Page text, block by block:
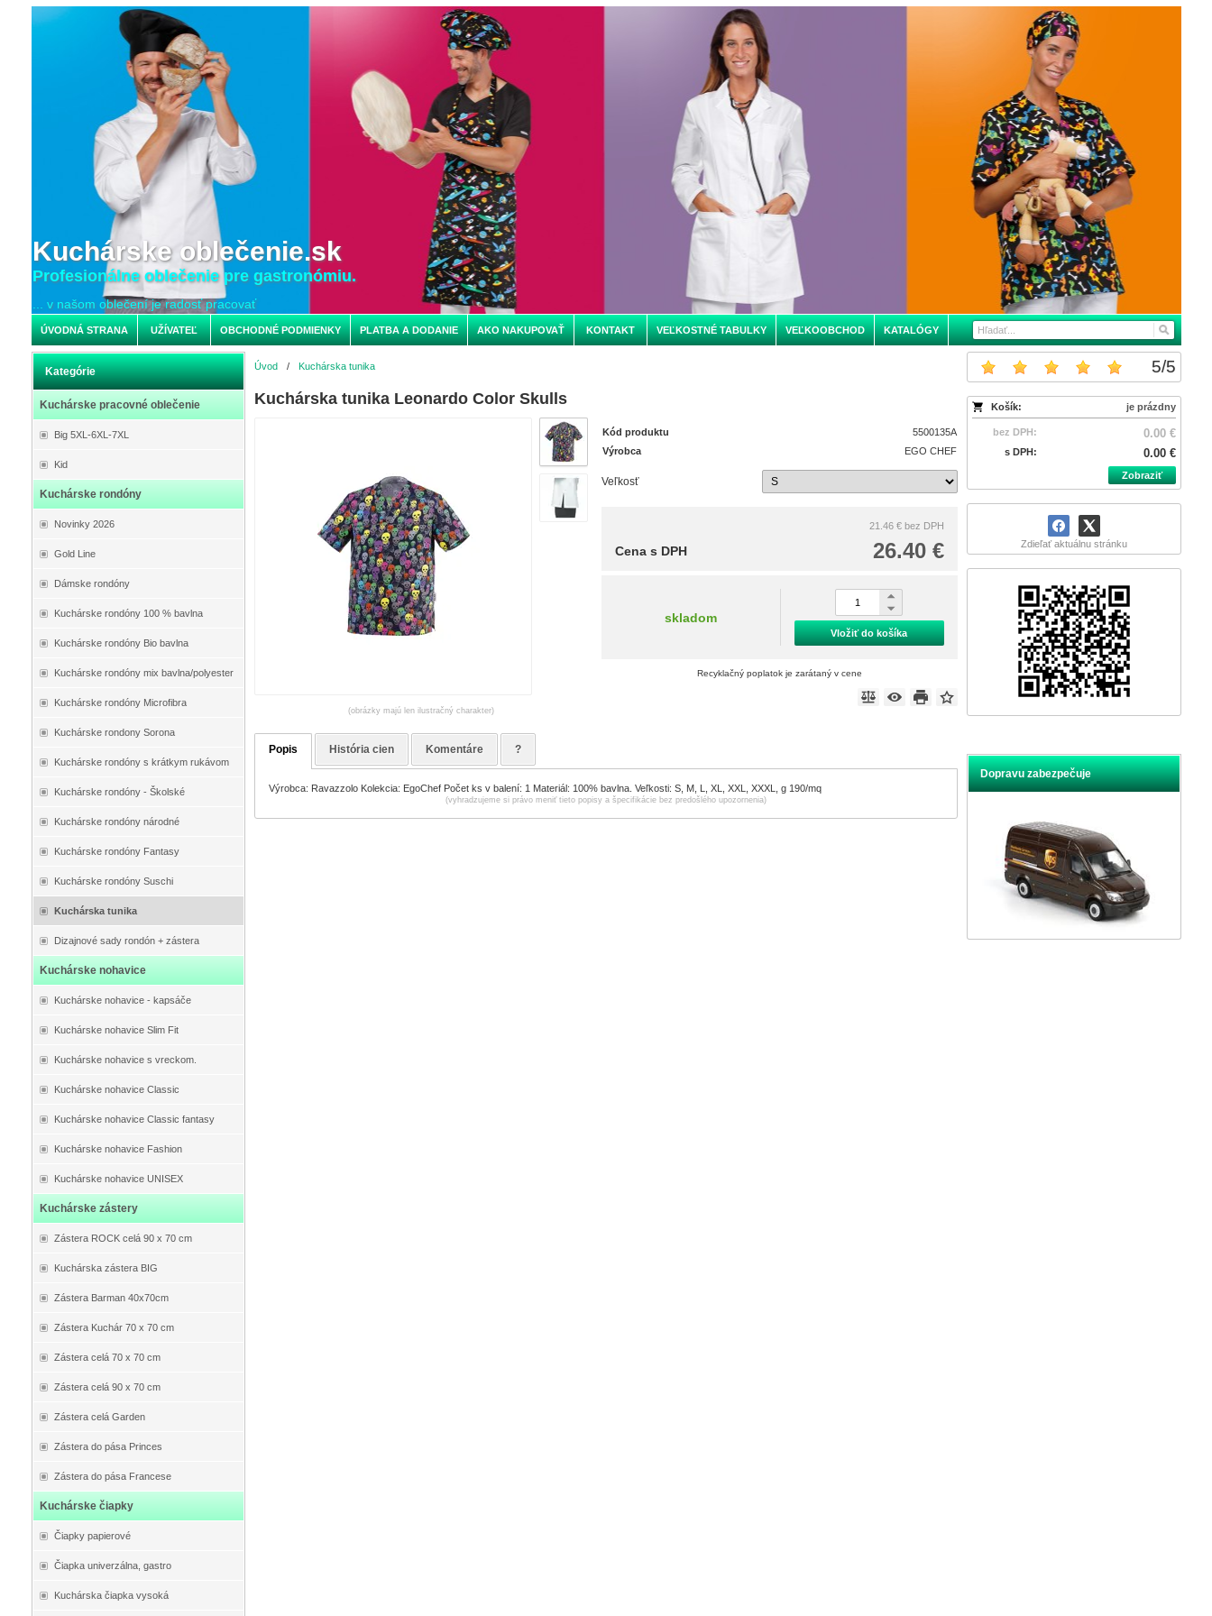
Kuchárske oblečenie.sk
Profesionálne oblečenie pre gastronómiu.
... v našom oblečení je radosť pracovať
ÚVODNÁ STRANA UŽÍVATEĽ OBCHODNÉ PODMIENKY PLATBA A DODANIE AKO NAKUPOVAŤ KONTAKT VEĽKOSTNÉ TABULKY VEĽKOOBCHOD KATALÓGY
Kategórie
Kuchárske pracovné oblečenie
Big 5XL-6XL-7XL
Kid
Kuchárske rondóny
Novinky 2026
Gold Line
Dámske rondóny
Kuchárske rondóny 100 % bavlna
Kuchárske rondóny Bio bavlna
Kuchárske rondóny mix bavlna/polyester
Kuchárske rondóny Microfibra
Kuchárske rondony Sorona
Kuchárske rondóny s krátkym rukávom
Kuchárske rondóny - Školské
Kuchárske rondóny národné
Kuchárske rondóny Fantasy
Kuchárske rondóny Suschi
Kuchárska tunika
Dizajnové sady rondón + zástera
Kuchárske nohavice
Kuchárske nohavice - kapsáče
Kuchárske nohavice Slim Fit
Kuchárske nohavice s vreckom.
Kuchárske nohavice Classic
Kuchárske nohavice Classic fantasy
Kuchárske nohavice Fashion
Kuchárske nohavice UNISEX
Kuchárske zástery
Zástera ROCK celá 90 x 70 cm
Kuchárska zástera BIG
Zástera Barman 40x70cm
Zástera Kuchár 70 x 70 cm
Zástera celá 70 x 70 cm
Zástera celá 90 x 70 cm
Zástera celá Garden
Zástera do pása Princes
Zástera do pása Francese
Kuchárske čiapky
Čiapky papierové
Čiapka univerzálna, gastro
Kuchárska čiapka vysoká
5/5
Košík: je prázdny
bez DPH: 0.00 €
s DPH: 0.00 €
Zobraziť
Zdieľať aktuálnu stránku
Dopravu zabezpečuje
Úvod / Kuchárska tunika
Kuchárska tunika Leonardo Color Skulls
(obrázky majú len ilustračný charakter)
Kód produktu
5500135A
Výrobca
EGO CHEF
Veľkosť
21.46 € bez DPH
26.40 €
Cena s DPH
skladom
Vložiť do košíka
Recyklačný poplatok je zarátaný v cene
Popis História cien Komentáre ?
Výrobca: Ravazzolo Kolekcia: EgoChef Počet ks v balení: 1 Materiál: 100% bavlna. Veľkosti: S, M, L, XL, XXL, XXXL, g 190/mq
(vyhradzujeme si právo meniť tieto popisy a špecifikácie bez predošlého upozornenia)